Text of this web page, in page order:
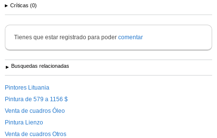
Críticas (0)
Tienes que estar registrado para poder comentar
Busquedas relacionadas
Pintores Lituania
Pintura de 579 a 1156 $
Venta de cuadros Óleo
Pintura Lienzo
Venta de cuadros Otros